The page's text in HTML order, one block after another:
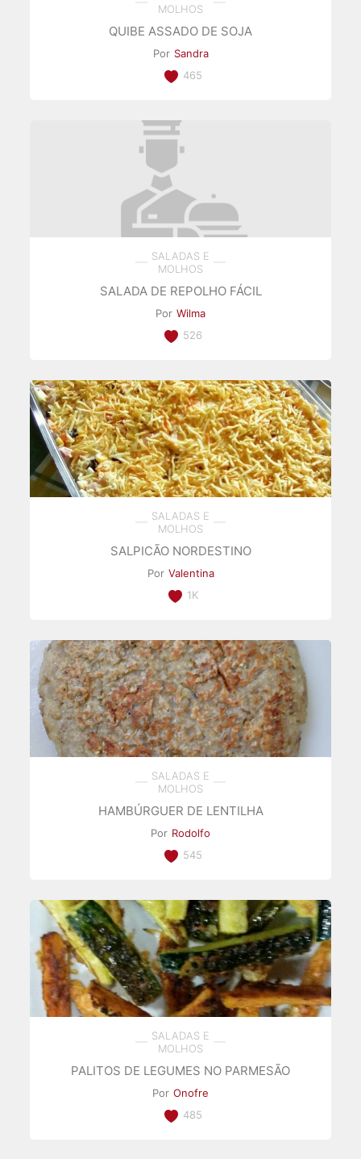
MOLHOS
QUIBE ASSADO DE SOJA
Por Sandra
465
SALADAS E
MOLHOS
SALADA DE REPOLHO FÁCIL
Por Wilma
526
SALADAS E
MOLHOS
SALPICÃO NORDESTINO
Por Valentina
1K
SALADAS E
MOLHOS
HAMBÚRGUER DE LENTILHA
Por Rodolfo
545
SALADAS E
MOLHOS
PALITOS DE LEGUMES NO PARMESÃO
Por Onofre
485